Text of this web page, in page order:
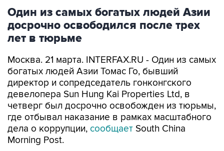
Один из самых богатых людей Азии
досрочно освободился после трех
лет в тюрьме
Москва. 21 марта. INTERFAX.RU - Один из самых
богатых людей Азии Томас Го, бывший
директор и сопредседатель гонконгского
девелопера Sun Hung Kai Properties Ltd, в
четверг был досрочно освобожден из тюрьмы,
где отбывал наказание в рамках масштабного
дела о коррупции, сообщает South China
Morning Post.